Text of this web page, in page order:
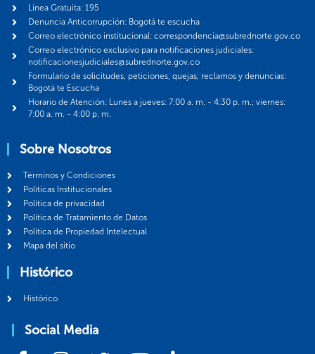
Línea Gratuita: 195
Denuncia Anticorrupción: Bogotá te escucha
Correo electrónico institucional: correspondencia@subrednorte.gov.co
Correo electrónico exclusivo para notificaciones judiciales:
notificacionesjudiciales@subrednorte.gov.co
Formulario de solicitudes, peticiones, quejas, reclamos y denuncias:
Bogotá te Escucha
Horario de Atención: Lunes a jueves: 7:00 a. m. - 4:30 p. m.; viernes:
7:00 a. m. - 4:00 p. m.
Sobre Nosotros
Términos y Condiciones
Politicas Institucionales
Política de privacidad
Política de Tratamiento de Datos
Política de Propiedad Intelectual
Mapa del sitio
Histórico
Histórico
Social Media